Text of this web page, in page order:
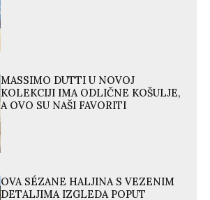
MASSIMO DUTTI U NOVOJ
KOLEKCIJI IMA ODLIČNE KOŠULJE,
A OVO SU NAŠI FAVORITI
OVA SÉZANE HALJINA S VEZENIM
DETALJIMA IZGLEDA POPUT